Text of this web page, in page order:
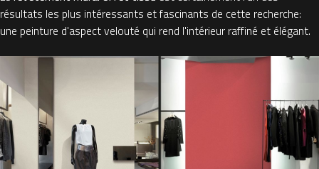
résultats les plus intéressants et fascinants de cette recherche:
une peinture d'aspect velouté qui rend l'intérieur raffiné et élégant.